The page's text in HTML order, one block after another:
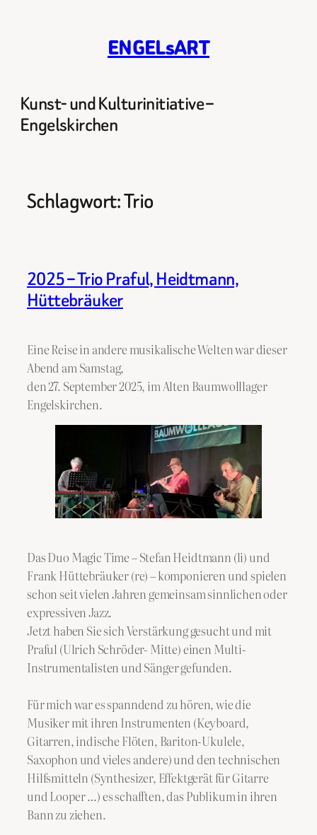
ENGELsART
Kunst- und Kulturinitiative –
Engelskirchen
Schlagwort:Trio
2025 – Trio Praful, Heidtmann,
Hüttebräuker
Eine Reise in andere musikalische Welten war dieser
Abend am Samstag,
den 27. September 2025, im Alten Baumwolllager
Engelskirchen.
Das Duo Magic Time – Stefan Heidtmann (li) und
Frank Hüttebräuker (re) – komponieren und spielen
schon seit vielen Jahren gemeinsam sinnlichen oder
expressiven Jazz.
Jetzt haben Sie sich Verstärkung gesucht und mit
Praful (Ulrich Schröder- Mitte) einen Multi-
Instrumentalisten und Sänger gefunden.
Für mich war es spanndend zu hören, wie die
Musiker mit ihren Instrumenten (Keyboard,
Gitarren, indische Flöten, Bariton-Ukulele,
Saxophon und vieles andere) und den technischen
Hilfsmitteln (Synthesizer, Effektgerät für Gitarre
und Looper …) es schafften, das Publikum in ihren
Bann zu ziehen.